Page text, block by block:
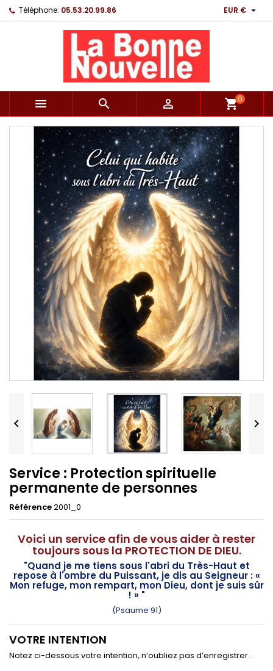
Téléphone: 05.53.20.99.86 EUR € 
   shopping_cart0
 
Service : Protection spirituelle
permanente de personnes
Référence2001_0
Voici un service afin de vous aider à rester
toujours sous la PROTECTION DE DIEU.
"Quand je me tiens sous l'abri du Très-Haut et
repose à l'ombre du Puissant, je dis au Seigneur : «
Mon refuge, mon rempart, mon Dieu, dont je suis sûr
! » "
(Psaume 91)
VOTRE INTENTION
Notez ci-dessous votre intention, n’oubliez pas d’enregistrer.